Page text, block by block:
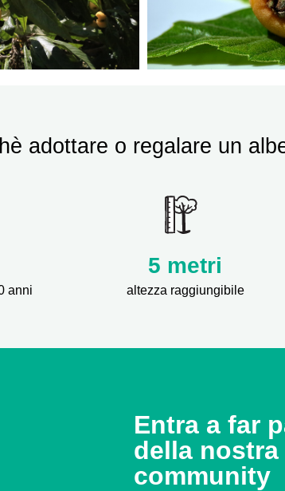
adottare o regalare un
anni
5 metri
altezza raggiungibile
Entra a far
della nostra
community